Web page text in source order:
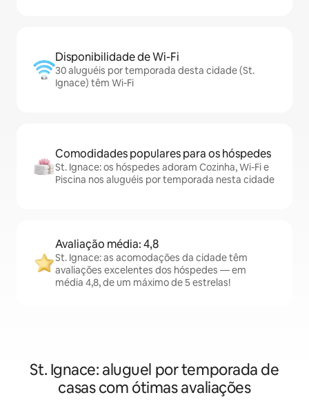
Disponibilidade de Wi-Fi
30 aluguéis por temporada desta cidade (St.
Ignace) têm Wi-Fi
Comodidades populares para os hóspedes
St. Ignace: os hóspedes adoram Cozinha, Wi-Fi e
Piscina nos aluguéis por temporada nesta cidade
Avaliação média: 4,8
St. Ignace: as acomodações da cidade têm
avaliações excelentes dos hóspedes — em
média 4,8, de um máximo de 5 estrelas!
St. Ignace: aluguel por temporada de
casas com ótimas avaliações